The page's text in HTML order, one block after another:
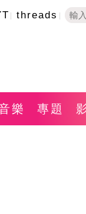
threads
樂 專題